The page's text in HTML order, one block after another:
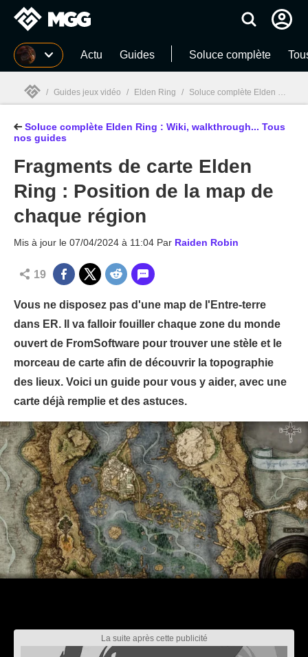
MGG Actu Guides Soluce complète
MGG
/ Guides jeux vidéo / Elden Ring / Soluce complète Elden Ring : Wiki, walkthrough... Tous nos guides
Soluce complète Elden Ring : Wiki, walkthrough... Tous
nos guides
Fragments de carte Elden
Ring : Position de la map de
chaque région
Mis à jour le 07/04/2024 à 11:04 Par Raiden Robin
19
Vous ne disposez pas d'une map de l'Entre-terre
dans ER. Il va falloir fouiller chaque zone du monde
ouvert de FromSoftware pour trouver une stèle et le
morceau de carte afin de découvrir la topographie
des lieux. Voici un guide pour vous y aider, avec une
carte déjà remplie et des astuces.